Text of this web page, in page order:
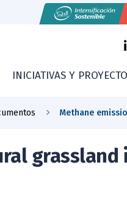
INICIATIVAS Y
Methane
grassland